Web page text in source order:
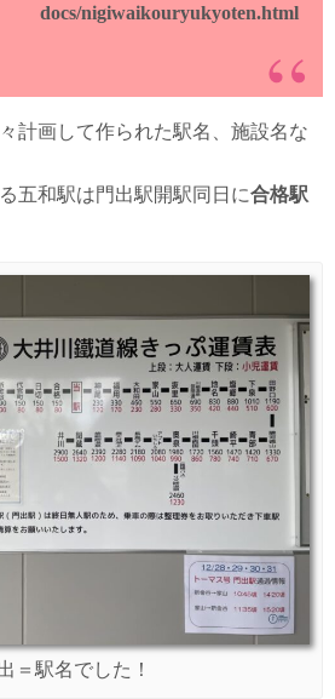
docs/nigiwaikouryukyoten.html
計画して作られた駅名、施設名な
五和駅は門出駅開駅同日に合格駅
＝駅名でした！